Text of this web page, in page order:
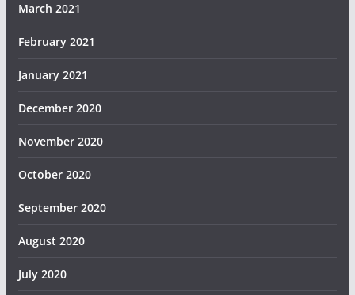
March 2021
February 2021
January 2021
December 2020
November 2020
October 2020
September 2020
August 2020
July 2020